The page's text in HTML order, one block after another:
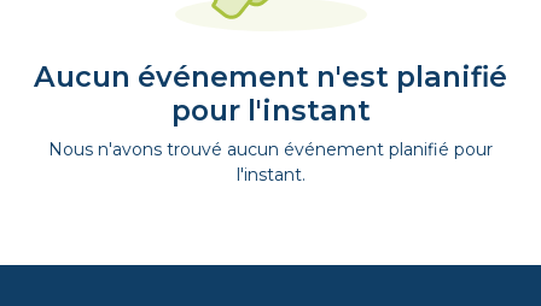
Aucun événement n'est planifié
pour l'instant
Nous n'avons trouvé aucun événement planifié pour
l'instant.